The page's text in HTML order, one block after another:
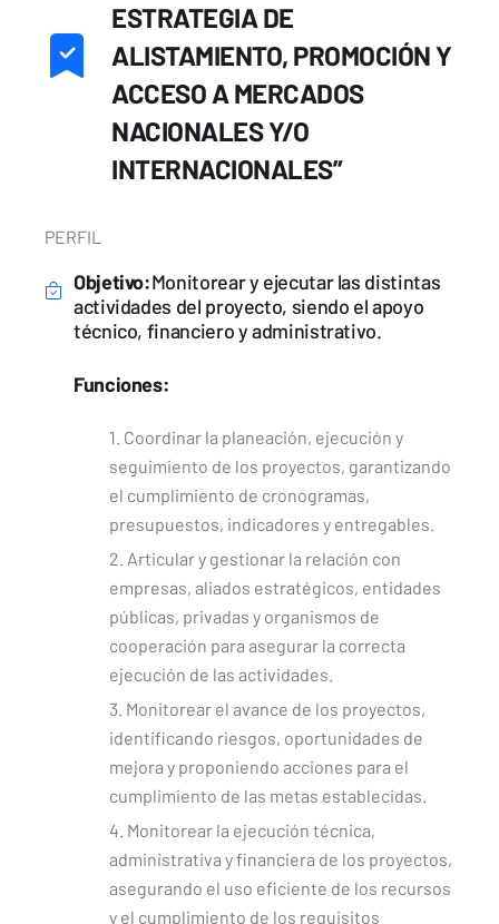
ESTRATEGIA DE
ALISTAMIENTO, PROMOCIÓN Y
ACCESO A MERCADOS
NACIONALES Y/O
INTERNACIONALES”
PERFIL
Objetivo:Monitorear y ejecutar las distintas
actividades del proyecto, siendo el apoyo
técnico, financiero y administrativo.
Funciones:
1. Coordinar la planeación, ejecución y
seguimiento de los proyectos, garantizando
el cumplimiento de cronogramas,
presupuestos, indicadores y entregables.
2. Articular y gestionar la relación con
empresas, aliados estratégicos, entidades
públicas, privadas y organismos de
cooperación para asegurar la correcta
ejecución de las actividades.
3. Monitorear el avance de los proyectos,
identificando riesgos, oportunidades de
mejora y proponiendo acciones para el
cumplimiento de las metas establecidas.
4. Monitorear la ejecución técnica,
administrativa y financiera de los proyectos,
asegurando el uso eficiente de los recursos
y el cumplimiento de los requisitos